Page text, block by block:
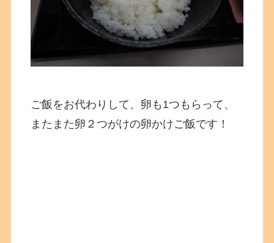
ご飯をお代わりして、卵も1つもらって、
またまた卵２つがけの卵かけご飯です！